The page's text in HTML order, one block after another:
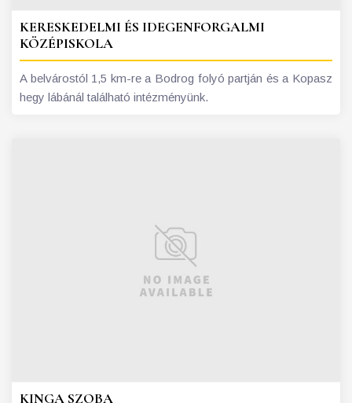
KERESKEDELMI ÉS IDEGENFORGALMI
KÖZÉPISKOLA
A belvárostól 1,5 km-re a Bodrog folyó partján és a Kopasz
hegy lábánál található intézményünk.
KINGA SZOBA